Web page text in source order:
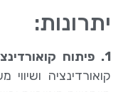
יתרונות:
1. פיתוח קואורדינציה ושיווי משקל:
קואורדינציה